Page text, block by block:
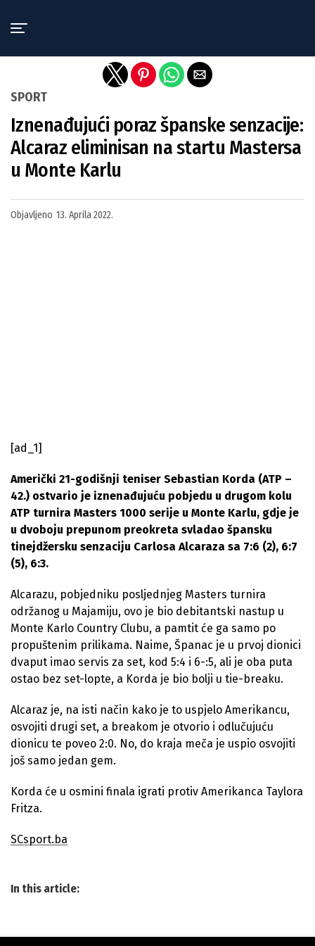
SPORT
Iznenađujući poraz španske senzacije:
Alcaraz eliminisan na startu Mastersa
u Monte Karlu
Objavljeno 13. Aprila 2022.
[ad_1]
Američki 21-godišnji teniser Sebastian Korda (ATP –
42.) ostvario je iznenađujuću pobjedu u drugom kolu
ATP turnira Masters 1000 serije u Monte Karlu, gdje je
u dvoboju prepunom preokreta svladao špansku
tinejdžersku senzaciju Carlosa Alcaraza sa 7:6 (2), 6:7
(5), 6:3.
Alcarazu, pobjedniku posljednjeg Masters turnira
održanog u Majamiju, ovo je bio debitantski nastup u
Monte Karlo Country Clubu, a pamtit će ga samo po
propuštenim prilikama. Naime, Španac je u prvoj dionici
dvaput imao servis za set, kod 5:4 i 6-:5, ali je oba puta
ostao bez set-lopte, a Korda je bio bolji u tie-breaku.
Alcaraz je, na isti način kako je to uspjelo Amerikancu,
osvojiti drugi set, a breakom je otvorio i odlučujuću
dionicu te poveo 2:0. No, do kraja meča je uspio osvojiti
još samo jedan gem.
Korda će u osmini finala igrati protiv Amerikanca Taylora
Fritza.
SCsport.ba
In this article: